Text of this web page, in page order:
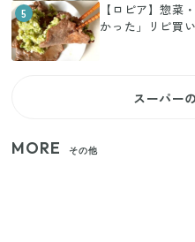
5
【ロピア】惣菜
かった」リピ買
スーパー
MORE その他